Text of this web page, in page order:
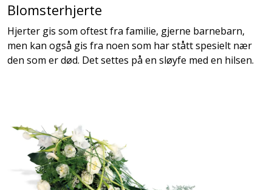
Blomsterhjerte
Hjerter gis som oftest fra familie, gjerne barnebarn,
men kan også gis fra noen som har stått spesielt nær
den som er død. Det settes på en sløyfe med en hilsen.